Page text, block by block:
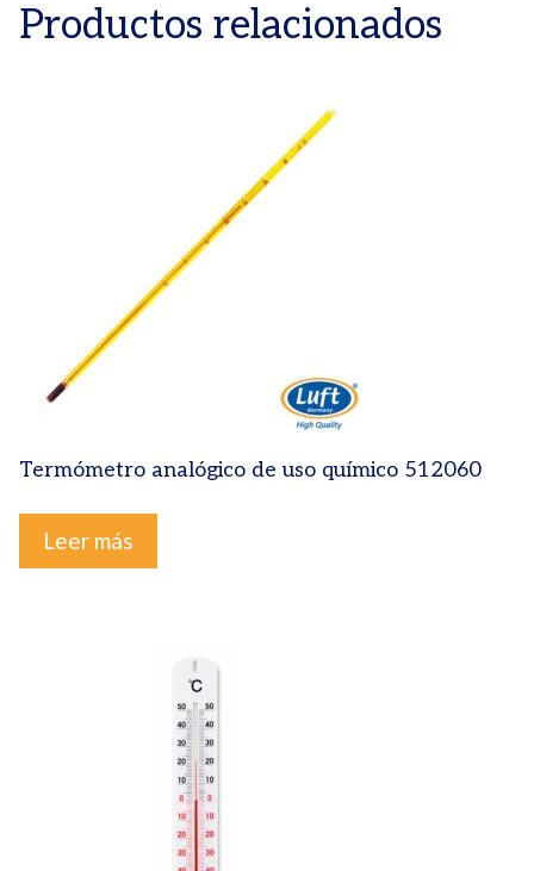
Productos relacionados
Termómetro analógico de uso químico 512060
Leer más